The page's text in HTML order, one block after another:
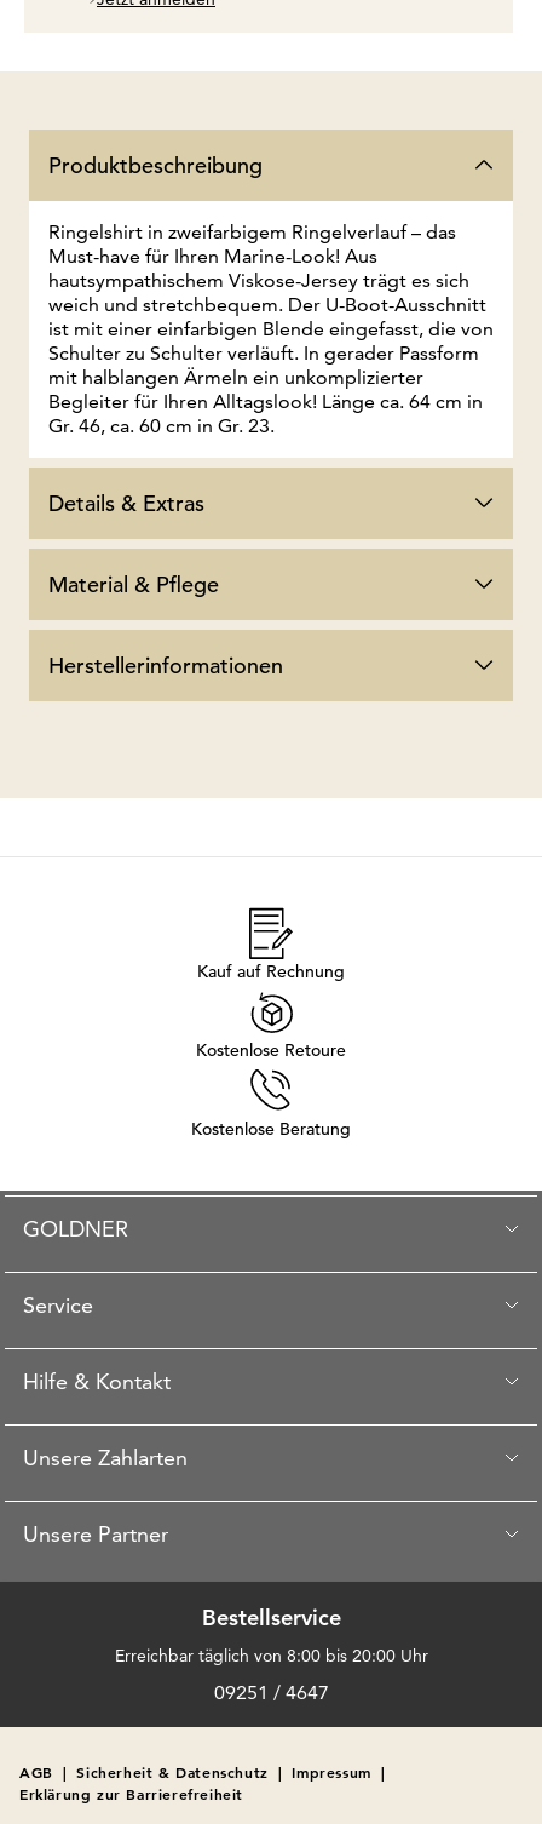
Produktbeschreibung
Ringelshirt in zweifarbigem Ringelverlauf – das
Must-have für Ihren Marine-Look! Aus
hautsympathischem Viskose-Jersey trägt es sich
weich und stretchbequem. Der U-Boot-Ausschnitt
ist mit einer einfarbigen Blende eingefasst, die von
Schulter zu Schulter verläuft. In gerader Passform
mit halblangen Ärmeln ein unkomplizierter
Begleiter für Ihren Alltagslook! Länge ca. 64 cm in
Gr. 46, ca. 60 cm in Gr. 23.
Details & Extras
Material & Pflege
Herstellerinformationen
Kauf auf Rechnung
Kostenlose Retoure
Kostenlose Beratung
GOLDNER
Service
Hilfe & Kontakt
Unsere Zahlarten
Unsere Partner
Bestellservice
Erreichbar täglich von 8:00 bis 20:00 Uhr
09251 / 4647
AGB | Sicherheit & Datenschutz | Impressum |
Erklärung zur Barrierefreiheit